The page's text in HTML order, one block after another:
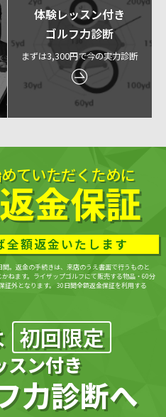
体験レッスン付き
ゴルフ力診断
まずは3,300円で今の実力診断
ていただくために
金保証
全額返金いたします
。返金の手続きは、来店のうえ書面で行うものと
ねます。ライザップゴルフにて販売する物品・60分
外となります。 30日間全額返金保証を利用する
初回限定
スン付き
力診断へ